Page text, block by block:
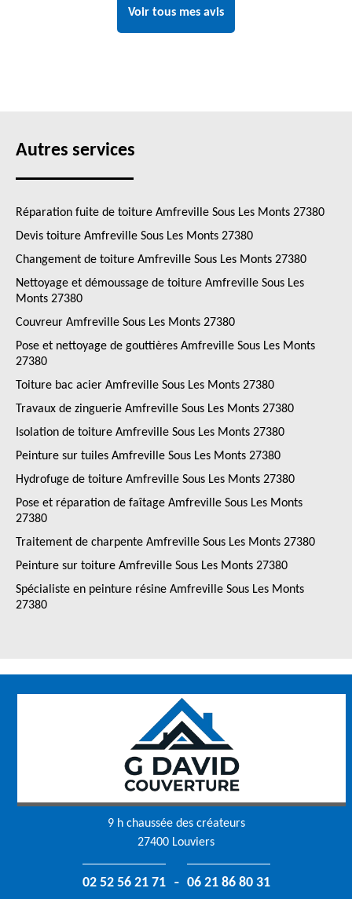
Voir tous mes avis
Autres services
Réparation fuite de toiture Amfreville Sous Les Monts 27380
Devis toiture Amfreville Sous Les Monts 27380
Changement de toiture Amfreville Sous Les Monts 27380
Nettoyage et démoussage de toiture Amfreville Sous Les
Monts 27380
Couvreur Amfreville Sous Les Monts 27380
Pose et nettoyage de gouttières Amfreville Sous Les Monts
27380
Toiture bac acier Amfreville Sous Les Monts 27380
Travaux de zinguerie Amfreville Sous Les Monts 27380
Isolation de toiture Amfreville Sous Les Monts 27380
Peinture sur tuiles Amfreville Sous Les Monts 27380
Hydrofuge de toiture Amfreville Sous Les Monts 27380
Pose et réparation de faîtage Amfreville Sous Les Monts
27380
Traitement de charpente Amfreville Sous Les Monts 27380
Peinture sur toiture Amfreville Sous Les Monts 27380
Spécialiste en peinture résine Amfreville Sous Les Monts
27380
9 h chaussée des créateurs
27400 Louviers
02 52 56 21 71 - 06 21 86 80 31